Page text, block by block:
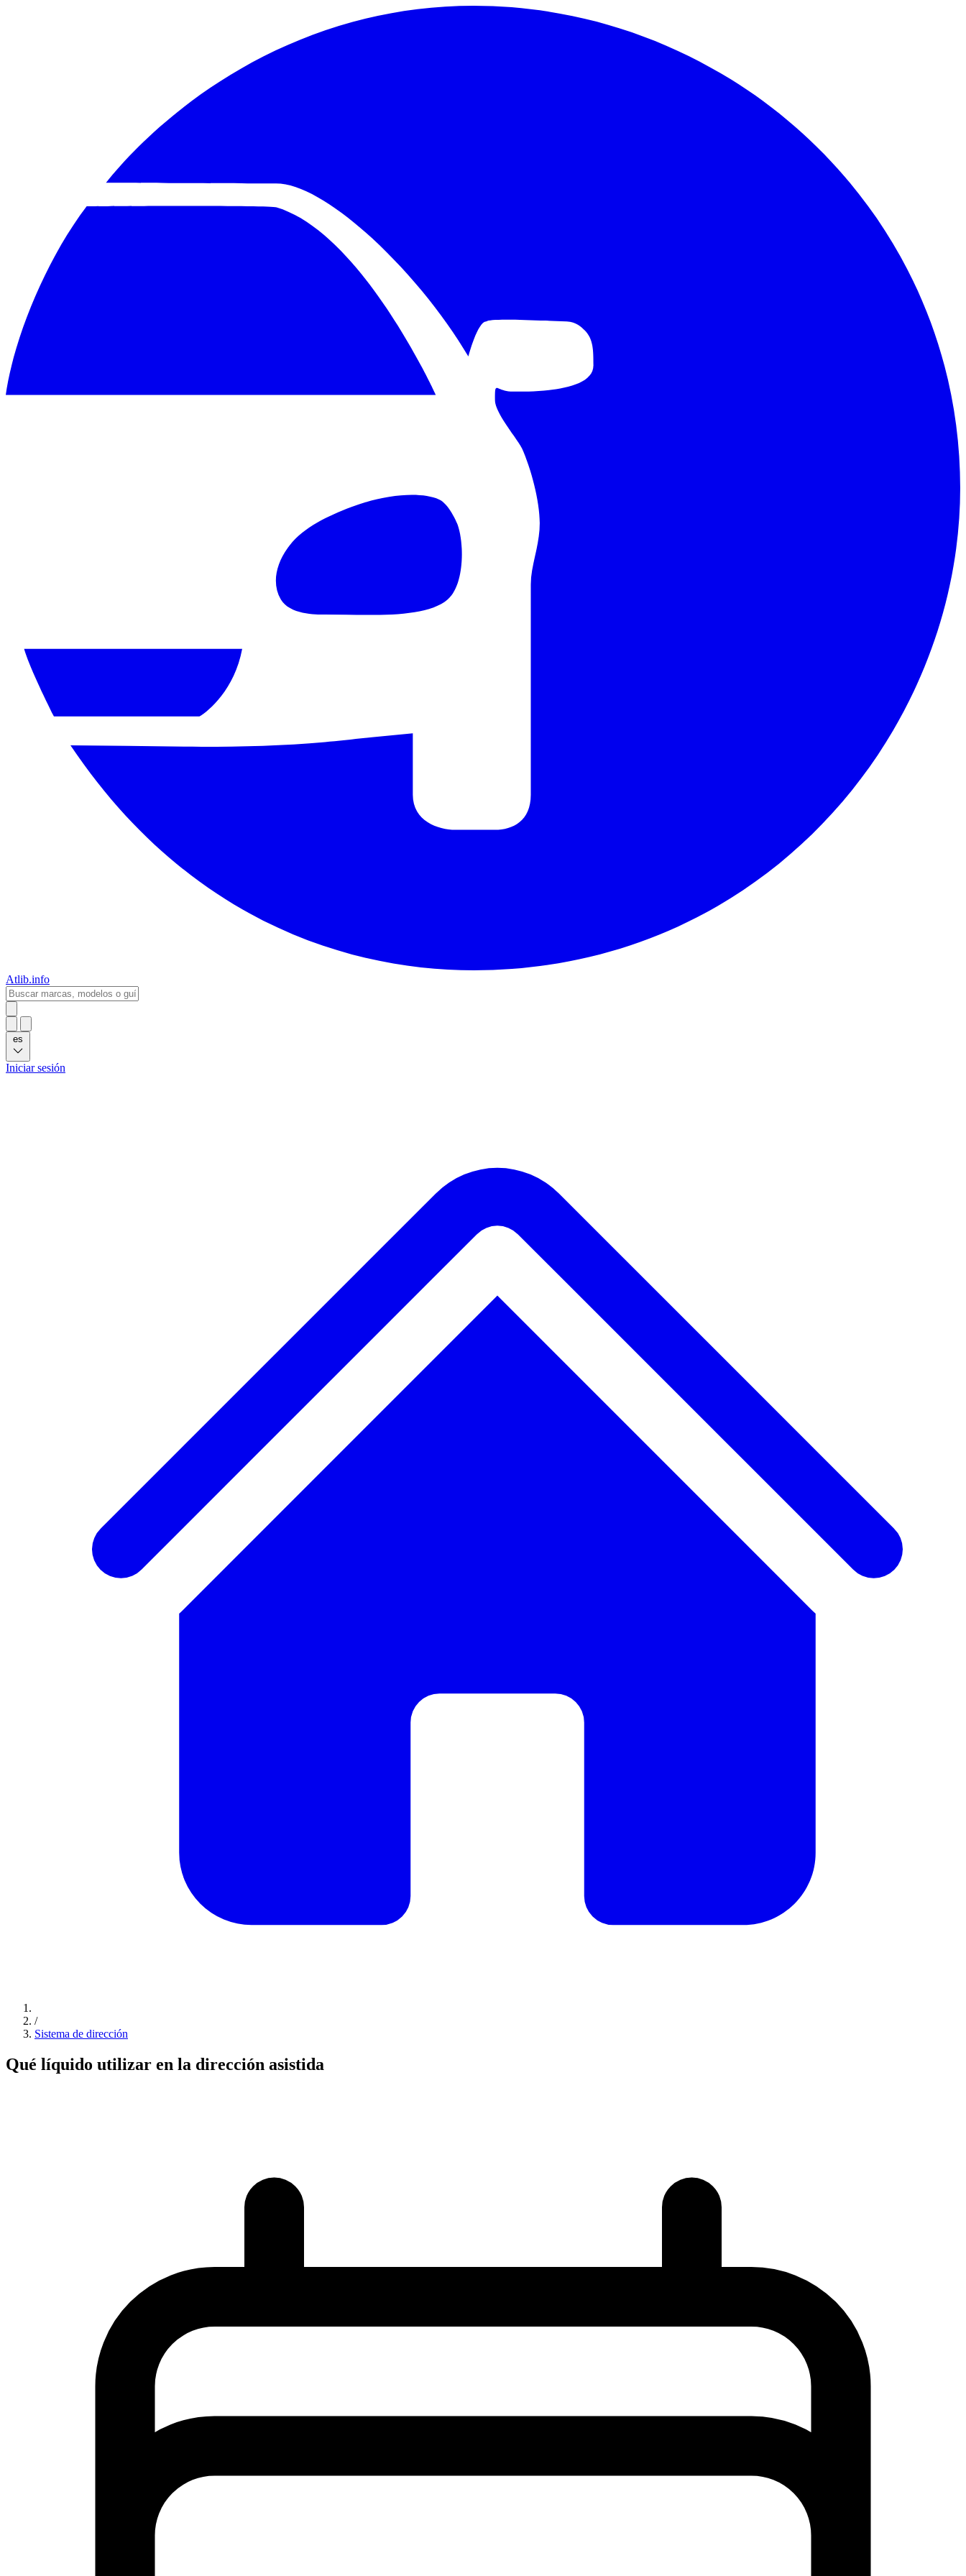
Atlib.info
es
Iniciar sesión
/
Sistema de dirección
Qué líquido utilizar en la dirección asistida